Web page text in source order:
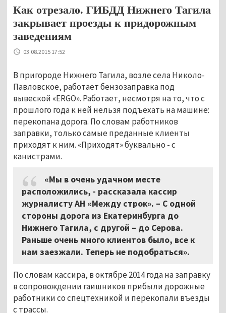
Как отрезало. ГИБДД Нижнего Тагила
закрывает проезды к придорожным
заведениям
03.08.2015 17:52
В пригороде Нижнего Тагила, возле села Николо-
Павловское, работает бензозаправка под
вывеской «ERGO». Работает, несмотря на то, что с
прошлого года к ней нельзя подъехать на машине:
перекопана дорога. По словам работников
заправки, только самые преданные клиенты
приходят к ним. «Приходят» буквально - с
канистрами.
«Мы в очень удачном месте
расположились, - рассказала кассир
журналисту АН «Между строк». – С одной
стороны дорога из Екатеринбурга до
Нижнего Тагила, с другой – до Серова.
Раньше очень много клиентов было, все к
нам заезжали. Теперь не подобраться».
По словам кассира, в октябре 2014 года на заправку
в сопровождении гаишников прибыли дорожные
работники со спецтехникой и перекопали въезды
с трассы.